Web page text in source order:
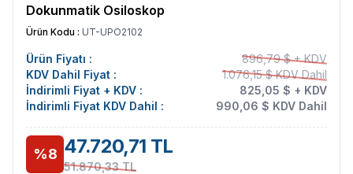
Dokunmatik Osiloskop
Ürün Kodu : UT-UPO2102
Ürün Fiyatı :
896,79 $ + KDV
KDV Dahil Fiyat :
1.076,15 $ KDV Dahil
İndirimli Fiyat + KDV :
825,05 $ + KDV
İndirimli Fiyat KDV Dahil :
990,06 $ KDV Dahil
%8 47.720,71 TL
51.870,33 TL